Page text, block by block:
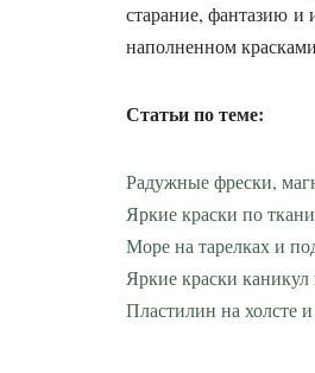
старание, фантазию
наполненном
Статьи по теме:
Радужные фрески,
Яркие краски по
Море на тарелках и
Яркие краски каникул
Пластилин на холсте